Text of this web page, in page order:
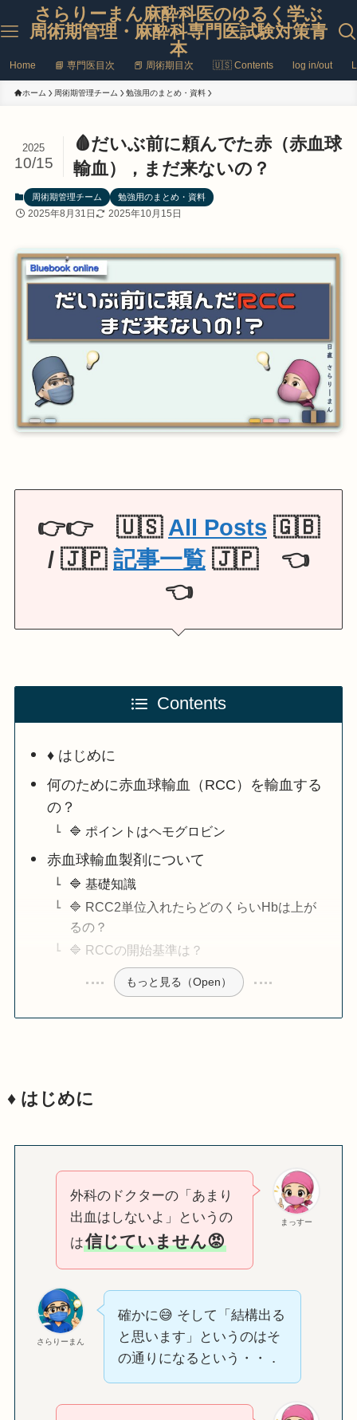
さらりーまん麻酔科医のゆるく学ぶ
周術期管理・麻酔科専門医試験対策青
本
Home 📘 専門医目次 📕 周術期目次 🇺🇸 Contents log in/out
ホーム 周術期管理チーム 勉強用のまとめ・資料
🩸だいぶ前に頼んでた赤（赤血球
輸血），まだ来ないの？
2025
10/15
周術期管理チーム 勉強用のまとめ・資料
2025年8月31日 2025年10月15日
👉👉 🇺🇸 All Posts 🇬🇧
/ 🇯🇵 記事一覧 🇯🇵 👈
👈
Contents
♦️ はじめに
何のために赤血球輸血（RCC）を輸血する
の？
🔷 ポイントはヘモグロビン
赤血球輸血製剤について
🔷 基礎知識
🔷 RCC2単位入れたらどのくらいHbは上が
るの？
🔷 RCCの開始基準は？
もっと見る（Open）
♦️ はじめに
まっすー
外科のドクターの「あまり
出血はしないよ」というの
は信じていません😡
さらりーまん
確かに😅 そして「結構出る
と思います」というのはそ
の通りになるという・・．